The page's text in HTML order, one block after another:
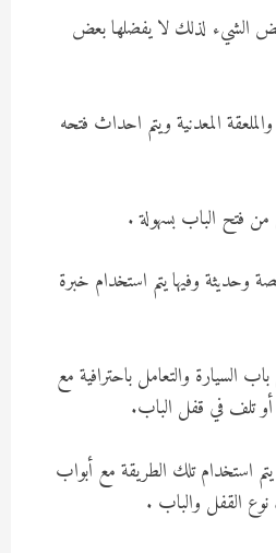
الشيء لذلك لا يفضلها بعض
المعدنية ويتم احداث فتحه
فتح الباب بسهولة .
وفيها يتم استخدام خبرة
السيارة والتعامل باحترافية مع
تلف في قفل الباب.
استخدام تلك الطريقة مع أبواب
القفل والباب .